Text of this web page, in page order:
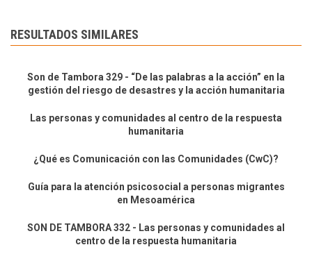
RESULTADOS SIMILARES
Son de Tambora 329 - “De las palabras a la acción” en la
gestión del riesgo de desastres y la acción humanitaria
Las personas y comunidades al centro de la respuesta
humanitaria
¿Qué es Comunicación con las Comunidades (CwC)?
Guía para la atención psicosocial a personas migrantes
en Mesoamérica
SON DE TAMBORA 332 - Las personas y comunidades al
centro de la respuesta humanitaria